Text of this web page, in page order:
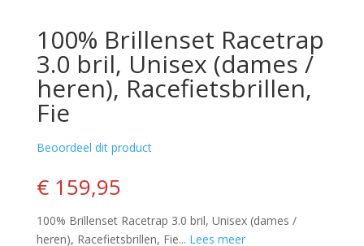
100% Brillenset Racetrap
3.0 bril, Unisex (dames /
heren), Racefietsbrillen,
Fie
Beoordeel dit product
€ 159,95
100% Brillenset Racetrap 3.0 bril, Unisex (dames /
heren), Racefietsbrillen, Fie... Lees meer